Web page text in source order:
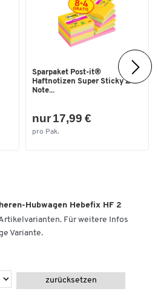
Sparpaket Post-it®
Haftnotizen Super Sticky Z-
Note...
nur 17,99 €
pro Pak.
Hubwagen Hebefix HF 2
Für weitere Infos
Variante.
zurücksetzen